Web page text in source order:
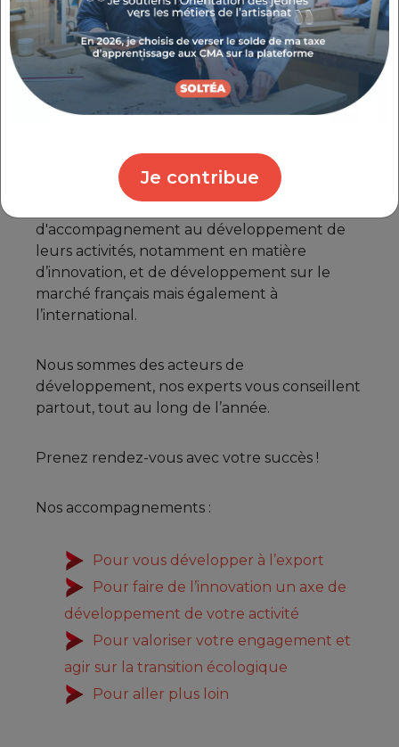
Je contribue
réseaux et rassembler les entreprises du
territoire, l'événement a permis la
présentation du Plan France 2023, plan
d’investissement massif chargé de permettre
de rattraper le retard industriel de la France
et de développer les technologies innovantes
Dans cette dynamique, les chefs d’entreprise
d'accompagnement au développement de
leurs activités, notamment en matière
d’innovation, et de développement sur le
marché français mais également à
l’international.
Nous sommes des acteurs de
développement, nos experts vous conseillent
partout, tout au long de l’année.
Prenez rendez-vous avec votre succès !
Nos accompagnements :
Pour vous développer à l’export
Pour faire de l’innovation un axe de
développement de votre activité
Pour valoriser votre engagement et
agir sur la transition écologique
Pour aller plus loin